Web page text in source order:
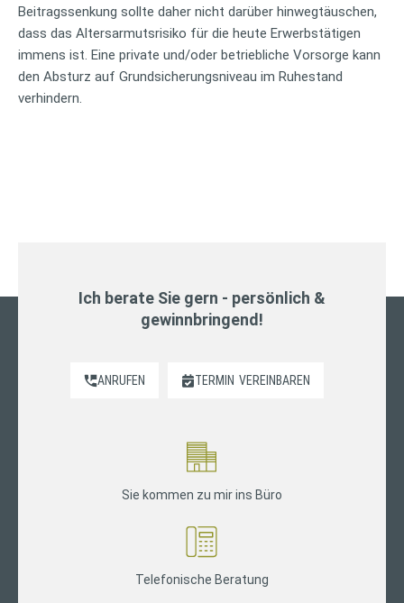
Beitragssenkung sollte daher nicht darüber hinwegtäuschen,
dass das Altersarmutsrisiko für die heute Erwerbstätigen
immens ist. Eine private und/oder betriebliche Vorsorge kann
den Absturz auf Grundsicherungsniveau im Ruhestand
verhindern.
Ich berate Sie gern - persönlich &
gewinnbringend!
ANRUFEN TERMIN VEREINBAREN
Sie kommen zu mir ins Büro
Telefonische Beratung